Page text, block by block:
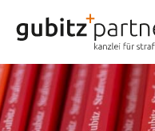
Inhalt